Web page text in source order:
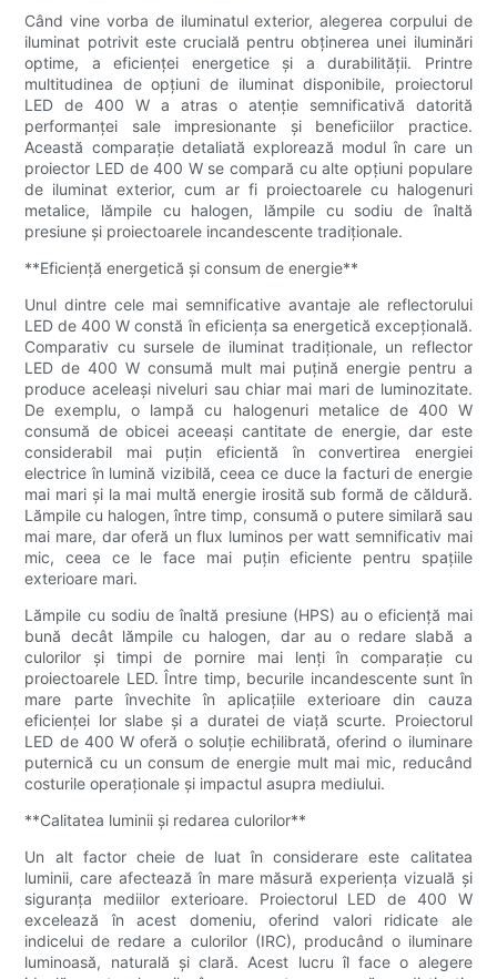
Când vine vorba de iluminatul exterior, alegerea corpului de
iluminat potrivit este crucială pentru obținerea unei iluminări
optime, a eficienței energetice și a durabilității. Printre
multitudinea de opțiuni de iluminat disponibile, proiectorul
LED de 400 W a atras o atenție semnificativă datorită
performanței sale impresionante și beneficiilor practice.
Această comparație detaliată explorează modul în care un
proiector LED de 400 W se compară cu alte opțiuni populare
de iluminat exterior, cum ar fi proiectoarele cu halogenuri
metalice, lămpile cu halogen, lămpile cu sodiu de înaltă
presiune și proiectoarele incandescente tradiționale.
**Eficiență energetică și consum de energie**
Unul dintre cele mai semnificative avantaje ale reflectorului
LED de 400 W constă în eficiența sa energetică excepțională.
Comparativ cu sursele de iluminat tradiționale, un reflector
LED de 400 W consumă mult mai puțină energie pentru a
produce aceleași niveluri sau chiar mai mari de luminozitate.
De exemplu, o lampă cu halogenuri metalice de 400 W
consumă de obicei aceeași cantitate de energie, dar este
considerabil mai puțin eficientă în convertirea energiei
electrice în lumină vizibilă, ceea ce duce la facturi de energie
mai mari și la mai multă energie irosită sub formă de căldură.
Lămpile cu halogen, între timp, consumă o putere similară sau
mai mare, dar oferă un flux luminos per watt semnificativ mai
mic, ceea ce le face mai puțin eficiente pentru spațiile
exterioare mari.
Lămpile cu sodiu de înaltă presiune (HPS) au o eficiență mai
bună decât lămpile cu halogen, dar au o redare slabă a
culorilor și timpi de pornire mai lenți în comparație cu
proiectoarele LED. Între timp, becurile incandescente sunt în
mare parte învechite în aplicațiile exterioare din cauza
eficienței lor slabe și a duratei de viață scurte. Proiectorul
LED de 400 W oferă o soluție echilibrată, oferind o iluminare
puternică cu un consum de energie mult mai mic, reducând
costurile operaționale și impactul asupra mediului.
**Calitatea luminii și redarea culorilor**
Un alt factor cheie de luat în considerare este calitatea
luminii, care afectează în mare măsură experiența vizuală și
siguranța mediilor exterioare. Proiectorul LED de 400 W
excelează în acest domeniu, oferind valori ridicate ale
indicelui de redare a culorilor (IRC), producând o iluminare
luminoasă, naturală și clară. Acest lucru îl face o alegere